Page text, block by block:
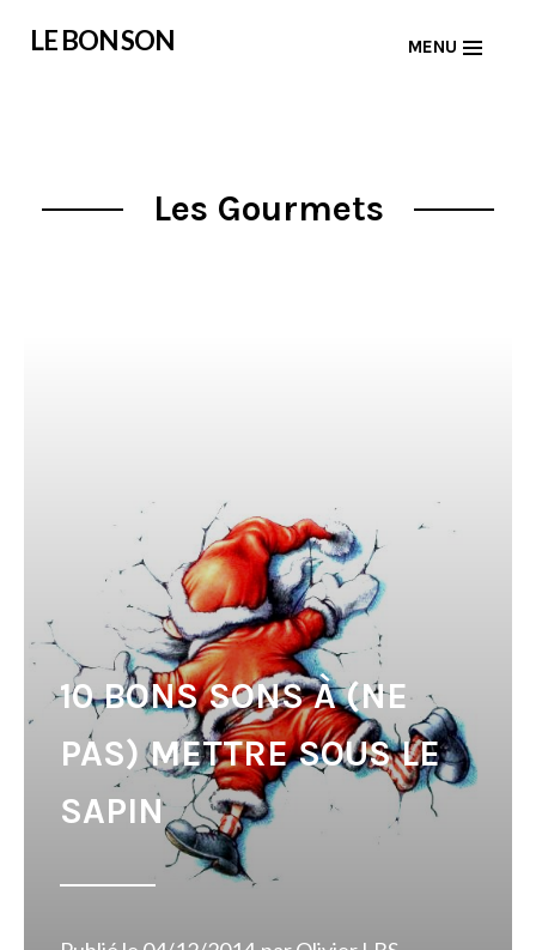
LE BON SON MENU
Les Gourmets
10 BONS SONS À (NE
PAS) METTRE SOUS LE
SAPIN